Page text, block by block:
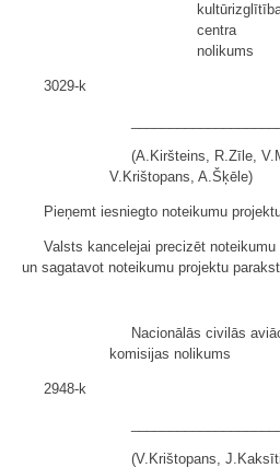
centra
nolikums
3029-k
(A.Kiršteins, R.Zīle,
V.Krištopans, A.Šķēle)
Pieņemt iesniegto noteikumu
Valsts kancelejai precizēt
un sagatavot noteikumu projektu
Nacionālās civilās
komisijas nolikums
2948-k
(V.Krištopans,